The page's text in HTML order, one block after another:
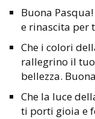
Buona
e rinascita per
Che i colori
rallegrino il
bellezza.
Che la luce
ti porti gioia e